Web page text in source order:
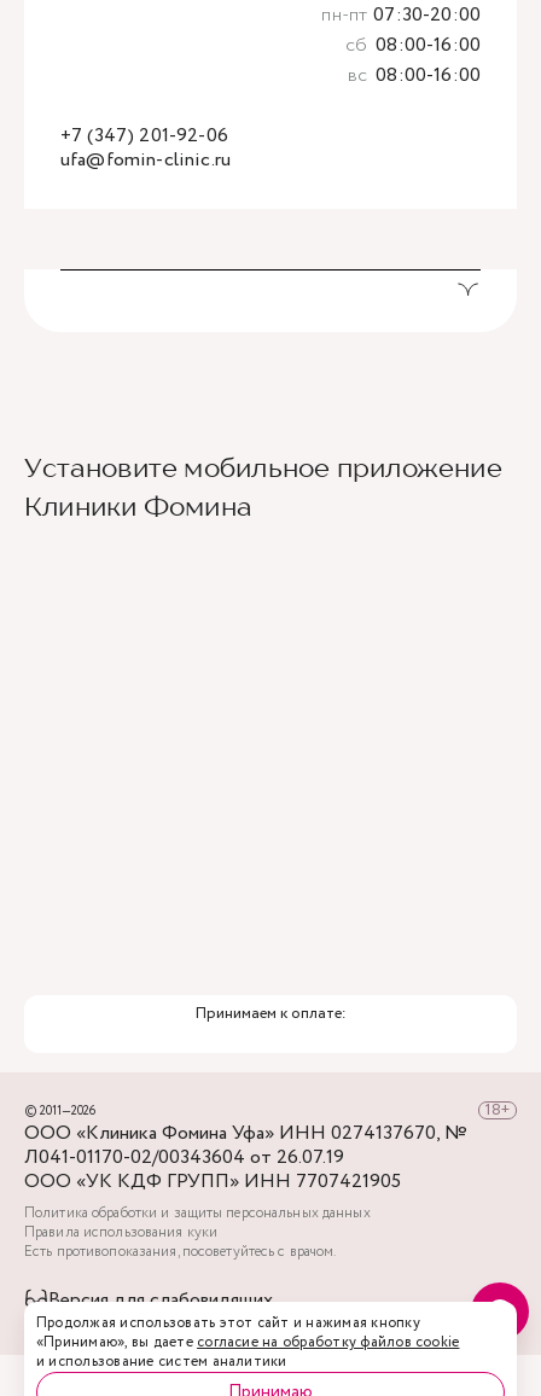
ufa@fomin-clinic.ru
+7 (347) 201-92-06
пн-пт 07:30-20:00
сб 08:00-16:00
вс 08:00-16:00
Установите мобильное приложение
Клиники Фомина
Принимаем к оплате:
© 2011—2026
ООО «Клиника Фомина Уфа» ИНН 0274137670, №
Л041-01170-02/00343604 от 26.07.19
ООО «УК КДФ ГРУПП» ИНН 7707421905
Политика обработки и защиты персональных данных
Правила использования куки
Есть противопоказания, посоветуйтесь с врачом.
Версия для слабовидящих